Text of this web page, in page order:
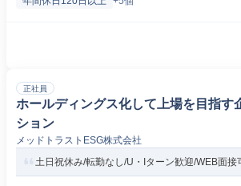
正社員
ホールディングス化して上場を目指す
ション
メッドトラストESG株式会社
土日祝休み/転勤なし/U・Iターン歓迎/WEB面接